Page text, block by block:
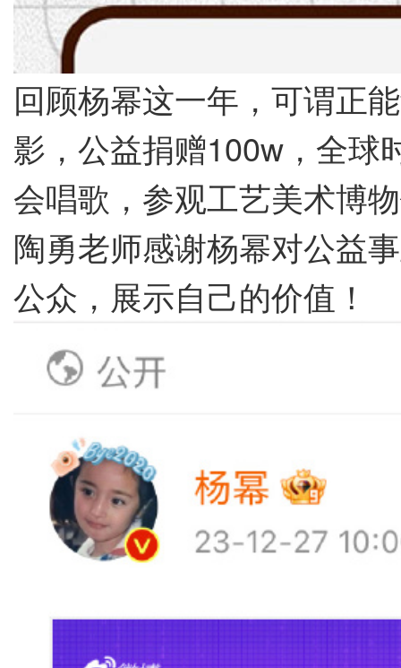
回顾杨幂这一年，可谓正
影，公益捐赠100w，全球
会唱歌，参观工艺美术博
陶勇老师感谢杨幂对公益
公众，展示自己的价值！